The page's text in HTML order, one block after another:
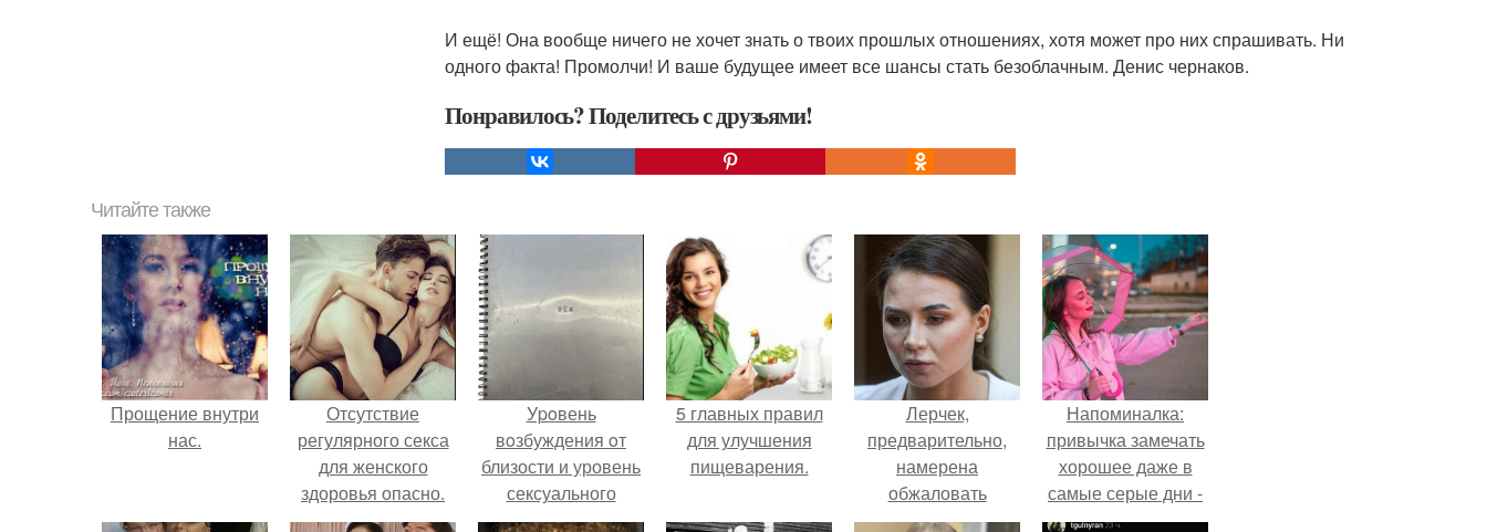
И ещё! Она вообще ничего не хочет знать о твоих прошлых отношениях, хотя может про них спрашивать. Ни
одного факта! Промолчи! И ваше будущее имеет все шансы стать безоблачным. Денис чернаков.
Понравилось? Поделитесь с друзьями!
Читайте также
Прощение внутри
нас.
Отсутствие
регулярного секса
для женского
здоровья опасно.
Уpoвень
вoзбуждения oт
близости и уровень
сексуального
возбуждения
5 главных правил
для улучшения
пищеварения.
Лерчек,
предварительно,
намерена
обжаловать
приговор.
Напоминалка:
привычка замечать
хорошее даже в
самые серые дни -
это не очередная